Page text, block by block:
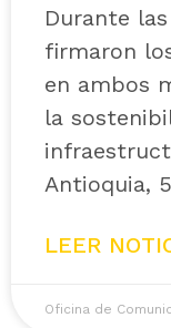
Durante
firmaron
en ambos
la
Antioquia,
LEER
Oficina de